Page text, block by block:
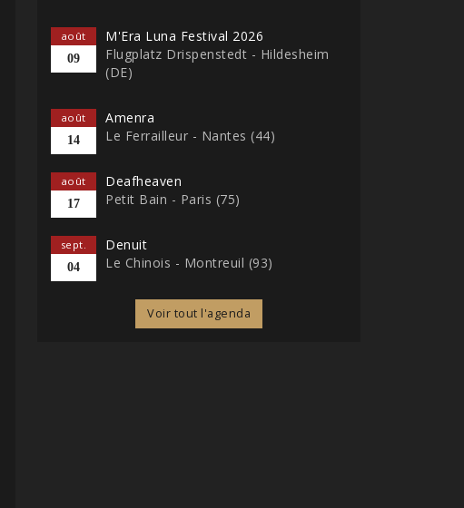
août
09
M'Era Luna Festival 2026
Flugplatz Drispenstedt - Hildesheim
(DE)
août
14
Amenra
Le Ferrailleur - Nantes (44)
août
17
Deafheaven
Petit Bain - Paris (75)
sept.
04
Denuit
Le Chinois - Montreuil (93)
Voir tout l'agenda